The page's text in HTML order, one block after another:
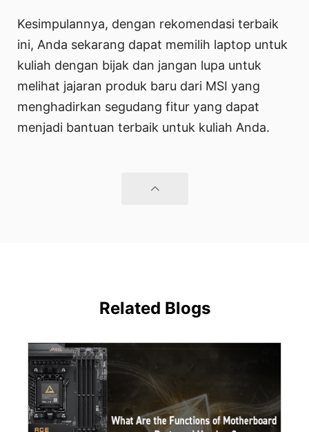
Kesimpulannya, dengan rekomendasi terbaik
ini, Anda sekarang dapat memilih laptop untuk
kuliah dengan bijak dan jangan lupa untuk
melihat jajaran produk baru dari MSI yang
menghadirkan segudang fitur yang dapat
menjadi bantuan terbaik untuk kuliah Anda.
Related Blogs